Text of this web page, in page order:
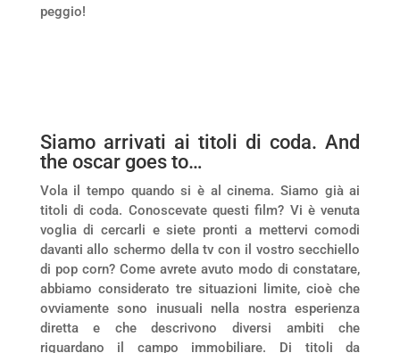
peggio!
Siamo arrivati ai titoli di coda. And
the oscar goes to…
Vola il tempo quando si è al cinema. Siamo già ai
titoli di coda. Conoscevate questi film? Vi è venuta
voglia di cercarli e siete pronti a mettervi comodi
davanti allo schermo della tv con il vostro secchiello
di pop corn? Come avrete avuto modo di constatare,
abbiamo considerato tre situazioni limite, cioè che
ovviamente sono inusuali nella nostra esperienza
diretta e che descrivono diversi ambiti che
riguardano il campo immobiliare. Di titoli da